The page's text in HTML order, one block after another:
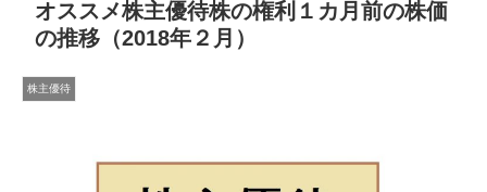
オススメ株主優待株の権利１カ月前の株価
の推移（2018年２月）
株主優待